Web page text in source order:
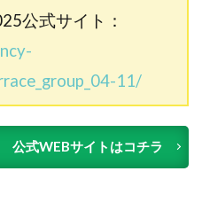
公式サイト：
11/
公式WEBサイトはコチラ